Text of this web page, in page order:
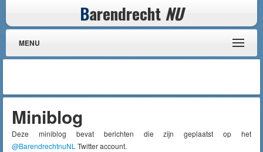
Barendrecht NU
MENU
Miniblog
Deze miniblog bevat berichten die zijn geplaatst op het
@BarendrechtnuNL Twitter account.